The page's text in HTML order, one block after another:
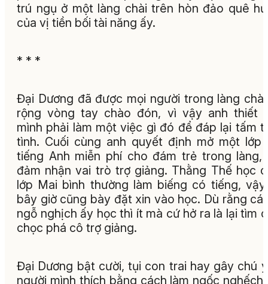
trú ngụ ở một làng chài trên hòn đảo quê
của vị tiền bối tài năng ấy.
* * *
Đại Dương đã được mọi người trong làng
rộng vòng tay chào đón, vì vậy anh thiết
mình phải làm một việc gì đó để đáp lại tấm
tình. Cuối cùng anh quyết định mở một lớp
tiếng Anh miễn phí cho đám trẻ trong làng,
đảm nhận vai trò trợ giảng. Thằng Thế học
lớp Mai bình thường làm biếng có tiếng,
bây giờ cũng bày đặt xin vào học. Dù rằng
ngỗ nghịch ấy học thì ít mà cứ hở ra là lại tìm
chọc phá cô trợ giảng.
Đại Dương bật cười, tụi con trai hay gây chú
người mình thích bằng cách làm ngốc nghếch